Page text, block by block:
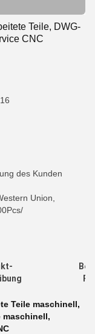
Teile, DWG-
CNC
des Kunden
Union,
Teile maschinell,
maschinell,